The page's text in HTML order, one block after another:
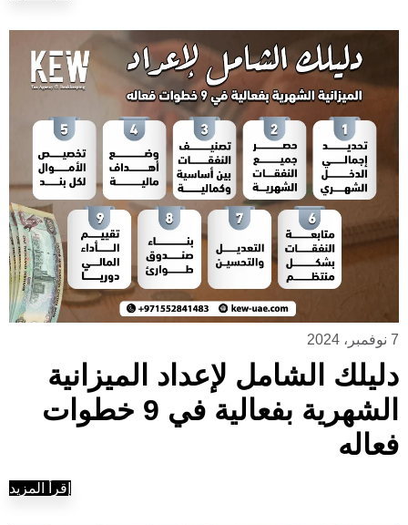
7 نوفمبر، 2024
دليلك الشامل لإعداد الميزانية
الشهرية بفعالية في 9 خطوات
فعاله
إقرأ المزيد